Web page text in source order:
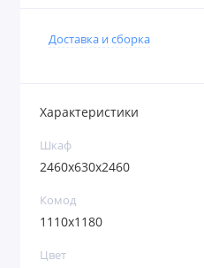
Доставка и сборка
Характеристики
Шкаф
2460x630x2460
Комод
1110x1180
Цвет